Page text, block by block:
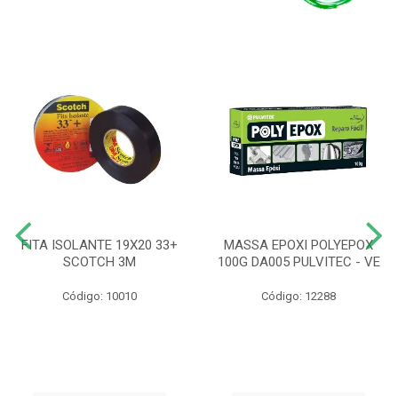
FITA ISOLANTE 19X20 33+
SCOTCH 3M
Código: 10010
MASSA EPOXI POLYEPOX
100G DA005 PULVITEC - VE
Código: 12288